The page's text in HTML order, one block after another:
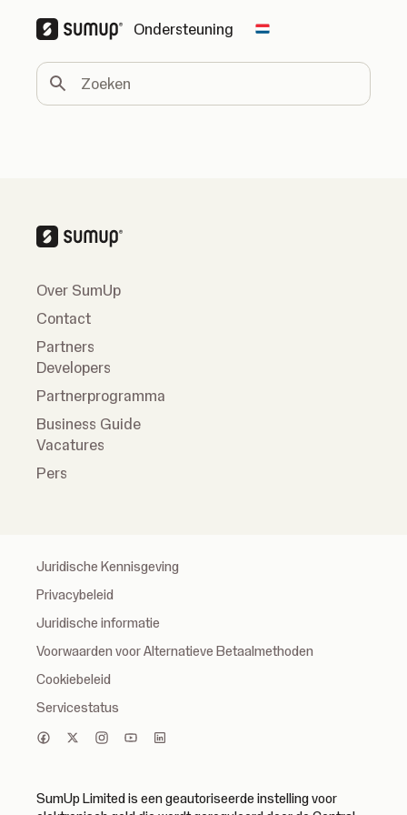
Ondersteuning Change country
Zoeken
Over SumUp
Contact
Partners
Developers
Partnerprogramma
Business Guide
Vacatures
Pers
Juridische Kennisgeving
Privacybeleid
Juridische informatie
Voorwaarden voor Alternatieve Betaalmethoden
Cookiebeleid
Servicestatus
SumUp Limited is een geautoriseerde instelling voor